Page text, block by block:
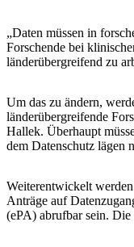
„Daten müssen in
Forschende bei
länderübergreifend zu
Um das zu ändern,
länderübergrei­fende
Hallek. Überhaupt
dem Datenschutz lägen
Weiterentwickelt
Anträge auf
(ePA) abrufbar sein. Die